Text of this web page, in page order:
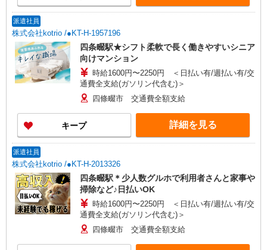
派遣社員
株式会社kotrio /●KT-H-1957196
四条畷駅★シフト柔軟で長く働きやすいシニア
向けマンション
時給1600円〜2250円 ＜日払い有/週払い有/交
通費全支給(ガソリン代含む)＞
四條畷市 交通費全額支給
キープ 詳細を見る
派遣社員
株式会社kotrio /●KT-H-2013326
四条畷駅＊少人数グルホで利用者さんと家事や
掃除など♪日払いOK
時給1600円〜2250円 ＜日払い有/週払い有/交
通費全支給(ガソリン代含む)＞
四條畷市 交通費全額支給